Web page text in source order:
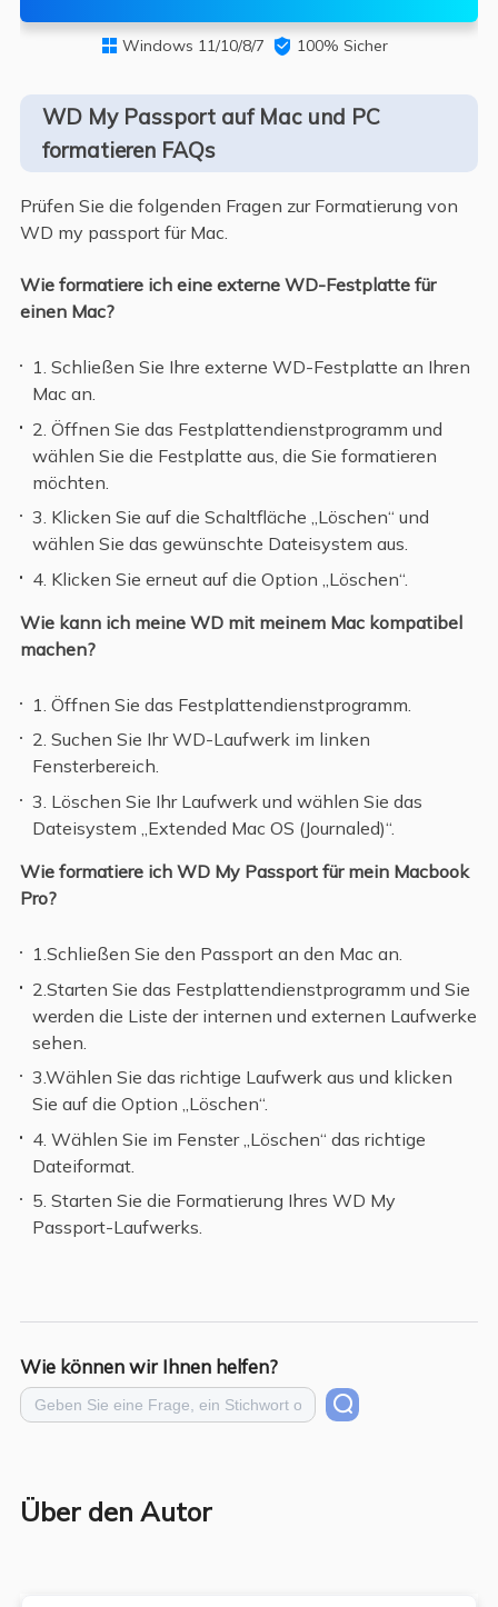
 Windows 11/10/8/7  100% Sicher
WD My Passport auf Mac und PC
formatieren FAQs
Prüfen Sie die folgenden Fragen zur Formatierung von
WD my passport für Mac.
Wie formatiere ich eine externe WD-Festplatte für
einen Mac?
1. Schließen Sie Ihre externe WD-Festplatte an Ihren
Mac an.
2. Öffnen Sie das Festplattendienstprogramm und
wählen Sie die Festplatte aus, die Sie formatieren
möchten.
3. Klicken Sie auf die Schaltfläche „Löschen“ und
wählen Sie das gewünschte Dateisystem aus.
4. Klicken Sie erneut auf die Option „Löschen“.
Wie kann ich meine WD mit meinem Mac kompatibel
machen?
1. Öffnen Sie das Festplattendienstprogramm.
2. Suchen Sie Ihr WD-Laufwerk im linken
Fensterbereich.
3. Löschen Sie Ihr Laufwerk und wählen Sie das
Dateisystem „Extended Mac OS (Journaled)“.
Wie formatiere ich WD My Passport für mein Macbook
Pro?
1.Schließen Sie den Passport an den Mac an.
2.Starten Sie das Festplattendienstprogramm und Sie
werden die Liste der internen und externen Laufwerke
sehen.
3.Wählen Sie das richtige Laufwerk aus und klicken
Sie auf die Option „Löschen“.
4. Wählen Sie im Fenster „Löschen“ das richtige
Dateiformat.
5. Starten Sie die Formatierung Ihres WD My
Passport-Laufwerks.
Wie können wir Ihnen helfen?
Über den Autor